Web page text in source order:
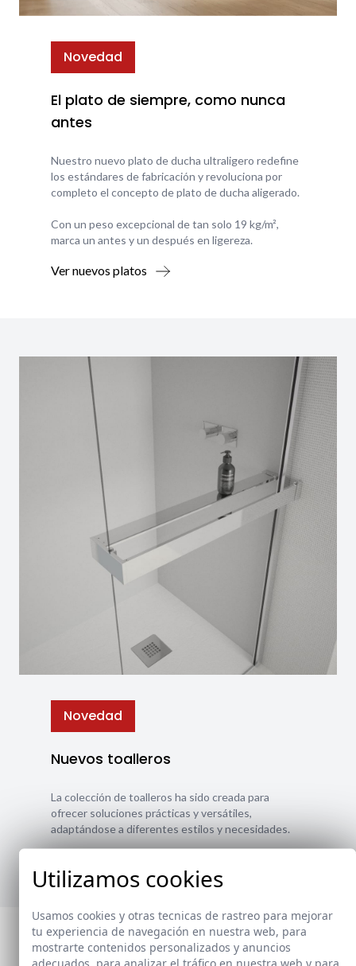
Novedad
El plato de siempre, como nunca
antes
Nuestro nuevo plato de ducha ultraligero redefine
los estándares de fabricación y revoluciona por
completo el concepto de plato de ducha aligerado.
Con un peso excepcional de tan solo 19 kg/m²,
marca un antes y un después en ligereza.
Ver nuevos platos
Novedad
Nuevos toalleros
La colección de toalleros ha sido creada para
ofrecer soluciones prácticas y versátiles,
adaptándose a diferentes estilos y necesidades.
Utilizamos cookies
Usamos cookies y otras tecnicas de rastreo para mejorar
tu experiencia de navegación en nuestra web, para
mostrarte contenidos personalizados y anuncios
adecuados, para analizar el tráfico en nuestra web y para